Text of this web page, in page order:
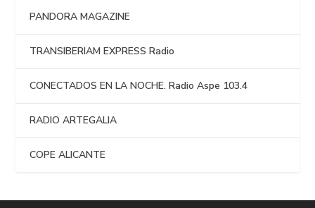
PANDORA MAGAZINE
TRANSIBERIAM EXPRESS Radio
CONECTADOS EN LA NOCHE. Radio Aspe 103.4
RADIO ARTEGALIA
COPE ALICANTE